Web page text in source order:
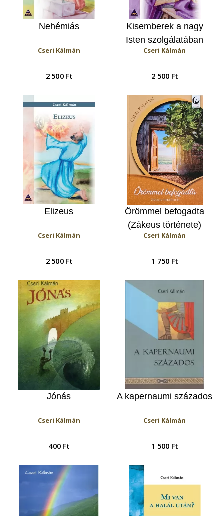
Nehémiás
Cseri Kálmán
2 500 Ft
Kisemberek a nagy
Isten szolgálatában
Cseri Kálmán
2 500 Ft
Elizeus
Cseri Kálmán
2 500 Ft
Örömmel befogadta
(Zákeus története)
Cseri Kálmán
1 750 Ft
Jónás
Cseri Kálmán
400 Ft
A kapernaumi százados
Cseri Kálmán
1 500 Ft